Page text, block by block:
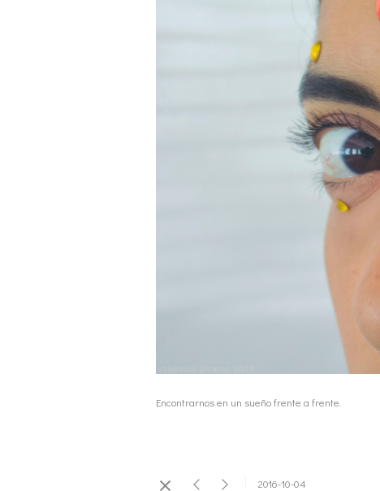
Encontrarnos en un sueño frente a frente.
2016-10-04